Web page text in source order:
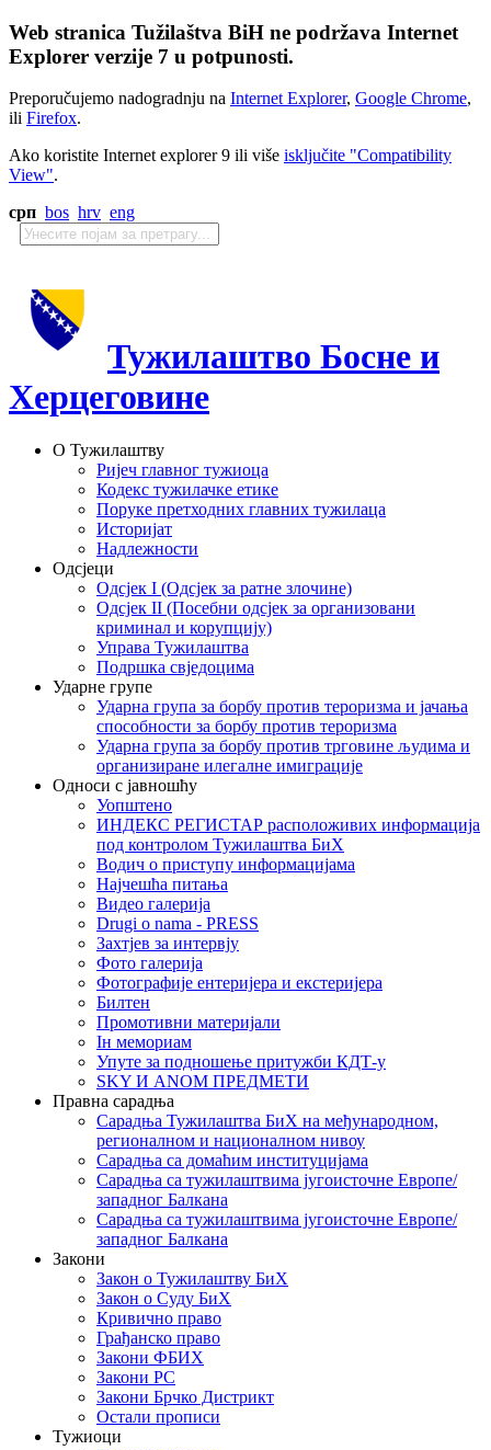
Web stranica Tužilaštva BiH ne podržava Internet
Explorer verzije 7 u potpunosti.
Preporučujemo nadogradnju na Internet Explorer, Google Chrome,
ili Firefox.
Ako koristite Internet explorer 9 ili više isključite "Compatibility
View".
срп bos hrv eng
Тужилаштво Босне и
Херцеговине
О Тужилаштву
Ријеч главног тужиоца
Кодекс тужилачке етике
Поруке претходних главних тужилаца
Историјат
Надлежности
Одсјеци
Одсјек I (Одсјек за ратне злочине)
Одсјек II (Посебни одсјек за организовани
криминал и корупцију)
Управа Тужилаштва
Подршка свједоцима
Ударне групе
Ударна група за борбу против тероризма и јачања
способности за борбу против тероризма
Ударна група за борбу против трговине људима и
организиране илегалне имиграције
Односи с јавношћу
Уопштено
ИНДЕКС РЕГИСТАР расположивих информација
под контролом Тужилаштва БиХ
Водич о приступу информацијама
Најчешћа питања
Видео галерија
Drugi o nama - PRESS
Захтјев за интервју
Фото галерија
Фотографије ентеријера и екстеријера
Билтен
Промотивни материјали
Iн мемориам
Упуте за подношење притужби КДТ-у
SKY И ANOM ПРЕДМЕТИ
Правна сарадња
Сарадња Тужилаштва БиХ на међународном,
регионалном и националном нивоу
Сарадња са домаћим институцијама
Сарадња са тужилаштвима југоисточне Европе/
западног Балкана
Сарадња са тужилаштвима југоисточне Европе/
западног Балкана
Закони
Закон о Тужилаштву БиХ
Закон о Суду БиХ
Кривично право
Грађанско право
Закони ФБИХ
Закони РС
Закони Брчко Дистрикт
Остали прописи
Тужиоци